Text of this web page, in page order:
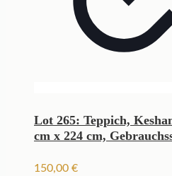
Lot 265: Teppich,
cm x 224 cm,
150,00 €